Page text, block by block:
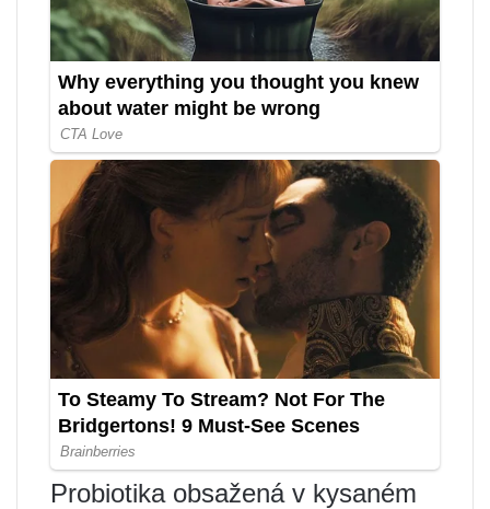
Probiotika obsažená v kysaném